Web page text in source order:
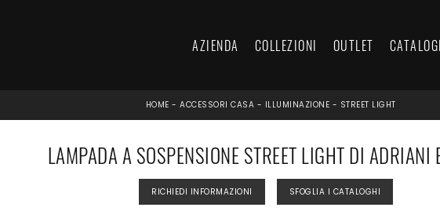
AZIENDA COLLEZIONI OUTLET
HOME - ACCESSORI CASA - ILLUMINAZIONE - STREET LIGHT
LAMPADA A SOSPENSIONE STREET LIGHT DI ADRIANI
RICHIEDI INFORMAZIONI SFOGLIA I CATALOGHI